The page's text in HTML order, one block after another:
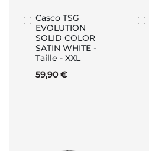
Casco TSG
EVOLUTION
SOLID COLOR
SATIN WHITE -
Taille - XXL
59,90 €
Aggiungi
al
Carrello